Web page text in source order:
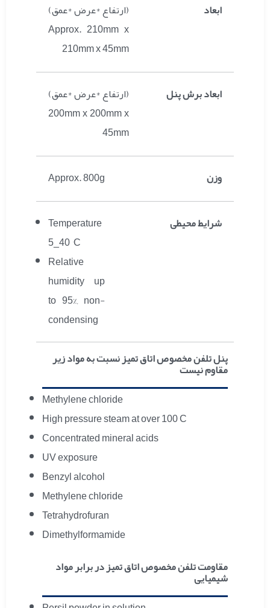
ابعاد
(ارتفاع *عرض *عمق)
Approx. 210mm x
210mm x 45mm
ابعاد برش پنل
(ارتفاع *عرض *عمق)
200mm x 200mm x
45mm
وزن Approx. 800g
شرایط محیطی
Temperature
5_40 °C
Relative
humidity up
to 95%, non-
condensing
پنل تلفن مخصوص اتاق تمیز نسبت به مواد زیر
مقاوم نیست
Methylene chloride
High pressure steam at over 100 C
Concentrated mineral acids
UV exposure
Benzyl alcohol
Methylene chloride
Tetrahydrofuran
Dimethylformamide
مقاومت تلفن مخصوص اتاق تمیز در برابر مواد
شیمیایی